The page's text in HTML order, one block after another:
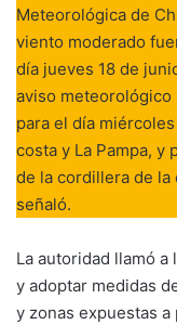
Meteorológica de
viento moderado
día jueves 18 de
aviso meteorológico
para el día
costa y La Pampa, y
de la cordillera de la
señaló.
La autoridad llamó
y adoptar medidas
y zonas expuestas